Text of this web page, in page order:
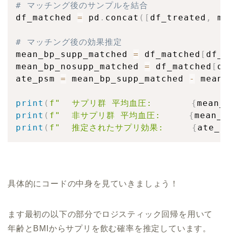
# マッチング後のサンプルを結合
df_matched = pd . concat ( [ df_treated ,
# マッチング後の効果推定
mean_bp_supp_matched = df_matched [
mean_bp_nosupp_matched = df_matched [
ate_psm = mean_bp_supp_matched -
print ( f"  サプリ群 平均血圧: {
print ( f"  非サプリ群 平均血圧: {
print ( f"  推定されたサプリ効果: {
具体的にコードの中身を見ていきましょう！
ます最初の以下の部分でロジスティック回帰を用いて
年齢とBMIからサプリを飲む確率を推定しています。